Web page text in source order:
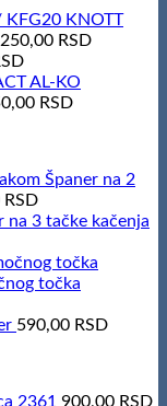
KNOTT
RSD
AL-KO
RSD
Španer na 2
RSD
na 3 tačke kačenja
točka
590,00 RSD
2361 900,00 RSD